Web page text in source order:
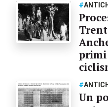
#
primi
#
Un